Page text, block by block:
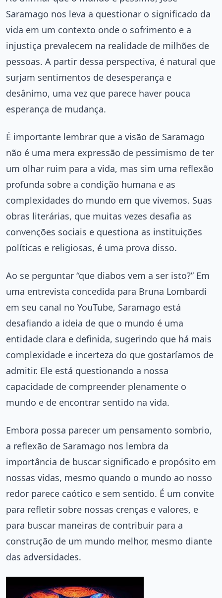
Saramago nos leva a questionar o significado da
vida em um contexto onde o sofrimento e a
injustiça prevalecem na realidade de milhões de
pessoas. A partir dessa perspectiva, é natural que
surjam sentimentos de desesperança e
desânimo, uma vez que parece haver pouca
esperança de mudança.
É importante lembrar que a visão de Saramago
não é uma mera expressão de pessimismo de ter
um olhar ruim para a vida, mas sim uma reflexão
profunda sobre a condição humana e as
complexidades do mundo em que vivemos. Suas
obras literárias, que muitas vezes desafia as
convenções sociais e questiona as instituições
políticas e religiosas, é uma prova disso.
Ao se perguntar “que diabos vem a ser isto?” Em
uma entrevista concedida para Bruna Lombardi
em seu canal no YouTube, Saramago está
desafiando a ideia de que o mundo é uma
entidade clara e definida, sugerindo que há mais
complexidade e incerteza do que gostaríamos de
admitir. Ele está questionando a nossa
capacidade de compreender plenamente o
mundo e de encontrar sentido na vida.
Embora possa parecer um pensamento sombrio,
a reflexão de Saramago nos lembra da
importância de buscar significado e propósito em
nossas vidas, mesmo quando o mundo ao nosso
redor parece caótico e sem sentido. É um convite
para refletir sobre nossas crenças e valores, e
para buscar maneiras de contribuir para a
construção de um mundo melhor, mesmo diante
das adversidades.